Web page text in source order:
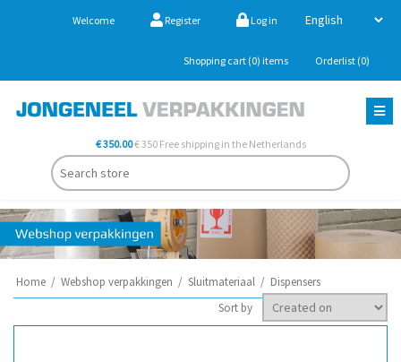
Welcome Register Log in
Shopping cart (0) items Orderlist (0)
€ 350.00€ 350 Free shipping in the Netherlands
Home / Webshop verpakkingen / Sluitmateriaal / Dispensers
Sort by